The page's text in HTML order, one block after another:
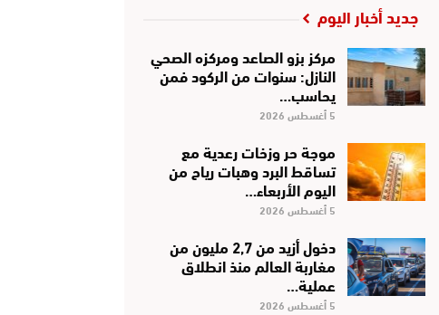
جديد أخبار اليوم
مركز بزو الصاعد ومركزه الصحي
النازل: سنوات من الركود فمن
يحاسب…
5 أغسطس 2026
موجة حر وزخات رعدية مع
تساقط البرد وهبات رياح من
اليوم الأربعاء…
5 أغسطس 2026
دخول أزيد من 2,7 مليون من
مغاربة العالم منذ انطلاق
عملية…
5 أغسطس 2026